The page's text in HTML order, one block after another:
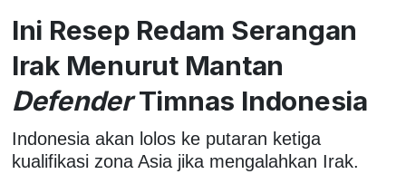
Ini Resep Redam Serangan
Irak Menurut Mantan
DefenderTimnas Indonesia
Indonesia akan lolos ke putaran ketiga
kualifikasi zona Asia jika mengalahkan Irak.